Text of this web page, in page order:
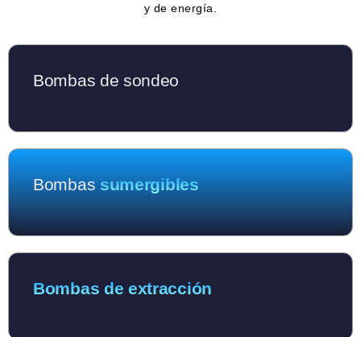
y de energía.
Bombas de sondeo
Bombassumergibles
Bombas de extracción